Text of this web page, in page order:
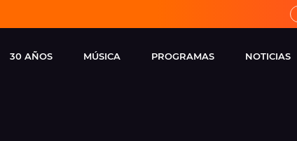
30 AÑOS MÚSICA PROGRAMAS NOTICIAS